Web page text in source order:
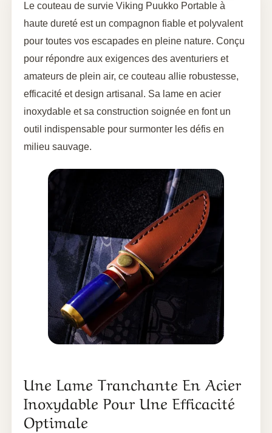
Le couteau de survie Viking Puukko Portable à
haute dureté est un compagnon fiable et polyvalent
pour toutes vos escapades en pleine nature. Conçu
pour répondre aux exigences des aventuriers et
amateurs de plein air, ce couteau allie robustesse,
efficacité et design artisanal. Sa lame en acier
inoxydable et sa construction soignée en font un
outil indispensable pour surmonter les défis en
milieu sauvage.
Une Lame Tranchante En Acier
Inoxydable Pour Une Efficacité
Optimale